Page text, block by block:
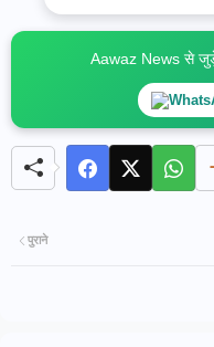
Aawaz News से
पुराने